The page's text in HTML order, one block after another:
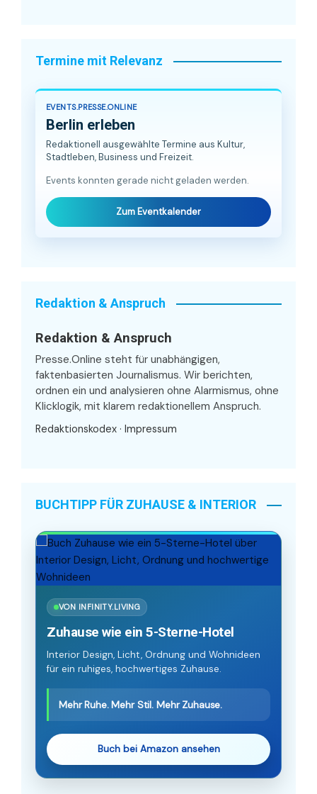
Termine mit Relevanz
EVENTS.PRESSE.ONLINE
Berlin erleben
Redaktionell ausgewählte Termine aus Kultur,
Stadtleben, Business und Freizeit.
Events konnten gerade nicht geladen werden.
Zum Eventkalender
Redaktion & Anspruch
Redaktion & Anspruch
Presse.Online steht für unabhängigen,
faktenbasierten Journalismus. Wir berichten,
ordnen ein und analysieren ohne Alarmismus, ohne
Klicklogik, mit klarem redaktionellem Anspruch.
Redaktionskodex · Impressum
BUCHTIPP FÜR ZUHAUSE & INTERIOR
VON INFINITY.LIVING
Zuhause wie ein 5-Sterne-Hotel
Interior Design, Licht, Ordnung und Wohnideen
für ein ruhiges, hochwertiges Zuhause.
Mehr Ruhe. Mehr Stil. Mehr Zuhause.
Buch bei Amazon ansehen